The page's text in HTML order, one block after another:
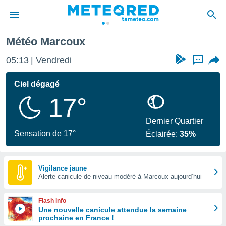
de
Météo Marcoux
05:13 Vendredi ...
Ciel dégagé
17°
Sensation de 17°
Dernier Quartier
Éclairée:35%
Vigilance jaune
Alerte canicule de niveau modéré à Marcoux aujourd’hui
Flash info
Une nouvelle canicule attendue la semaine
prochaine en France !